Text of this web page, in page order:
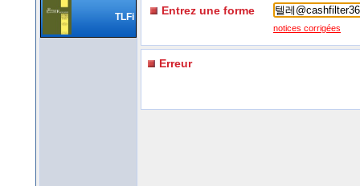
TLFi Entrez une forme
notices corrigées
Erreur